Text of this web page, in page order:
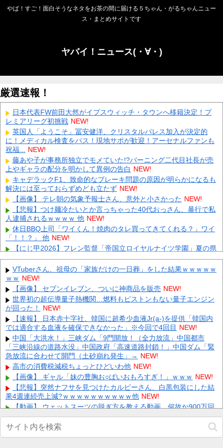
やば！すご！面白そうなネタをお茶の間に届ける５ちゃん・がるちゃんニュー
ス・まとめサイトです
ヤバイ！ニュース(・∀・)
厳選速報！
日本代表FW前田大然がイプスウィッチ・タウンへ移籍決定！プ
レミアリーグ初挑戦 NEW!
英国人「ようこそ」冨安健洋、クリスタルパレス加入が決定的
に！メディカル検査をパス！現地サポが歓迎！アーセナルファンも
祝福... NEW!
藤あや子が事務所独立でモメていた!?バーニング二代目社長が売
上やギャラの配分を明かして異例の告白 NEW!
キャデラックF1、致命的なブレーキ問題の原因が明らかになるも
解決には至っておらずめども立たず NEW!
【画像】 テレ朝の気象予報士さん、意外と小さかった NEW!
【悲報】つけ麺冷たいとか言っちゃった40代おっさん、暴行で私
人逮捕されるｗｗｗｗ 他 NEW!
休日BBQ上司「ワイくん！焼肉のタレ買ってきてくれる？」ワイ
「！！？」 他 NEW!
【にじ甲2026】フレン監督「帝国立ロイヤルナイツ学園」夏の県
大会優勝＆インタビューイベントで青特覚醒！集大成のラスト
甲... NEW!
【画像】YouTubeコメント欄、キレッキレ 他
西武ドラ１小島大河、試合をひっくり返す逆転２ラン！ 他
【画像】 まんさん、ブチ切れ「電車内でこういうポジのおじ、ガ
チでイラネ」→ NEW!
【悲報】坂口杏里、逃走ｗｗｗｗｗｗｗｗｗｗｗ NEW!
左翼市民団体、広島では通用せず「人殺しの汚い足で広島の土を
踏むな！」→広島県民「お前らの方が汚いんじゃ！」「ワシらが広
島... NEW!
会社「君、転勤ね」→ 男性社員「それなら妻のほうが稼ぎいいん
で辞めます」⇒ 結果・・・ NEW!
【ネット騒然】 元ジャンポケ斉藤の妻、夫の求刑7年翌日にイン
スタ更新！その内容がガチでヤバすぎる…
NEW!
Powered by livedoor 相互RSS
VTuberさん、祖母の「家族だけの一日葬」をした結果ｗｗｗｗｗ
ｗｗ NEW!
【画像】 セブンイレブン、ついに神商品を販売 NEW!
世界初の超伝導量子熱機関…燃料もピストンもない量子エンジン
が回った！
NEW!
【速報】 日本赤十字社、韓国に超希少血液Jr(a-)を提供「韓国内
では適合する血液を確保できなかった」※今回で4回目 NEW!
中国「大洪水！」三峡ダム「9門開放！（全力放流」中国都市
「三峡沿線の道路水没」中国政府「高速道路封鎖！」中国ダム「緊
急放流に合わせて開門（土砂崩れ発生」→ NEW!
高市の消費税減税ちょっとひどいわ他 NEW!
【画像】 ギャル「妹の豊胸お○ぱいおもろすぎ！」ｗｗｗ NEW!
【悲報】突然ナフサを見つけたカルビーさん、白黒包装にした結
果4週連続売上減?ｗｗｗｗｗｗｗｗｗｗ他 NEW!
【動画】 ウェットスーツの脱ぎ方を教える動画、何故か900万回
以上再生されてしまう！ NEW!
VCARBリザーブでSF参戦中の岩佐歩夢「目の前にある大きな目
標はやはりF1のレギュラーシート獲得」他 NEW!